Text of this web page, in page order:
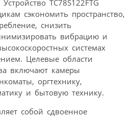
TC78S122FTG
сэкономить пространство,
снизить
вибрацию и
системах
Целевые области
включают камеры
оргтехнику,
и бытовую технику.
собой сдвоенное